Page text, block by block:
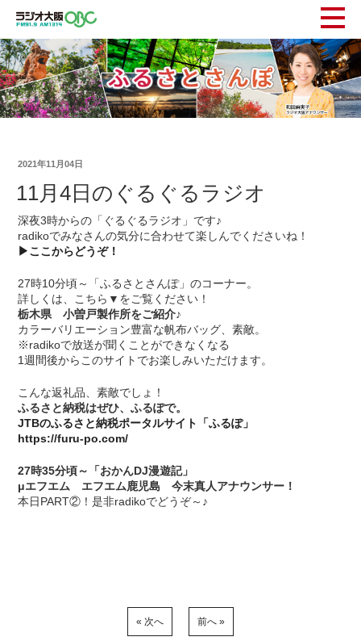
2021年11月04日
11月4日のぐるぐるラジオ
深夜3時からの「ぐるぐるラジオ」です♪
radikoでみなさんの気分に合わせて楽しんでくださいね！
▶ここからどうぞ！
27時10分頃～「ふるさとさんぽ」のコーナー。
詳しくは、こちら▼をご覧ください！
栃木県 小曽戸製作所をご紹介♪
カラーバリエーション豊富な帆布バッグ、素敵。
※radikoで放送が聞くことができなくなる
1週間後からこのサイトでお楽しみいただけます。
こんな返礼品、素敵でしょ！
ふるさと納税はぜひ、ふるぽで。
JTBのふるさと納税ポータルサイト「ふるぽ」
https://furu-po.com/
27時35分頃～「おかんDJ漫遊記」
μエフエム エフエム鹿児島 今末真人アナウンサー！
本日PART②！是非radikoでどうぞ～♪
« 次へ 前へ »